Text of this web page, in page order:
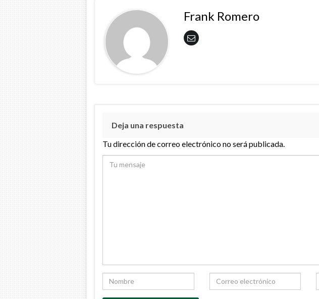
Frank Romero
Deja una respuesta
Tu dirección de correo electrónico no será publicada.